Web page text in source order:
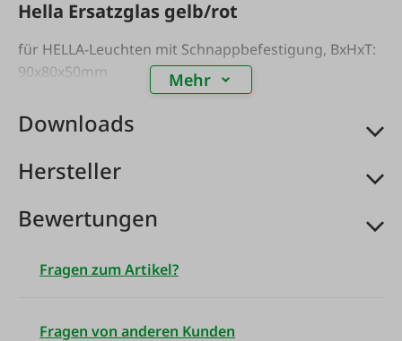
Hella Ersatzglas gelb/rot
für HELLA-Leuchten mit Schnappbefestigung, BxHxT:
90x80x50mm
Mehr
Downloads
Hersteller
Bewertungen
Fragen zum Artikel?
Fragen von anderen Kunden